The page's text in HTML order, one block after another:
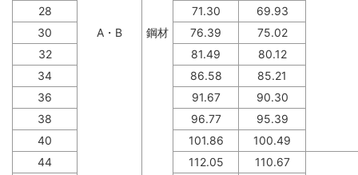
A・B 鋼材
28
71.30
69.93
30
76.39
75.02
32
81.49
80.12
34
86.58
85.21
36
91.67
90.30
38
96.77
95.39
40
101.86
100.49
44
112.05 110.67